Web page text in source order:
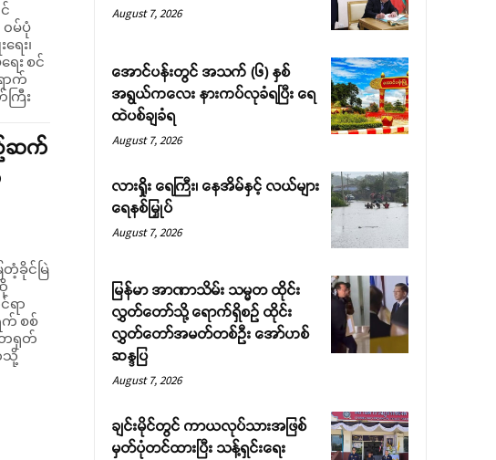
မ်ပုံ
ေး၊
း စင်
ာက်
ဉ်ဆက်
ခိုင်မြဲ
ရာ
တရုတ်
သို့
August 7, 2026
အောင်ပန်းတွင် အသက် (၆) နှစ်
အရွယ်ကလေး နားကပ်လုခံရပြီး ရေ
ထဲပစ်ချခံရ
August 7, 2026
လားရှိုး ရေကြီး၊ နေအိမ်နှင့် လယ်များ
ရေနစ်မြှုပ်
August 7, 2026
မြန်မာ အာဏာသိမ်း သမ္မတ ထိုင်း
လွှတ်တော်သို့ ရောက်ရှိစဉ် ထိုင်း
လွှတ်တော်အမတ်တစ်ဦး အော်ဟစ်
ဆန္ဒပြ
August 7, 2026
ချင်းမိုင်တွင် ကာယလုပ်သားအဖြစ်
မှတ်ပုံတင်ထားပြီး သန့်ရှင်းရေး